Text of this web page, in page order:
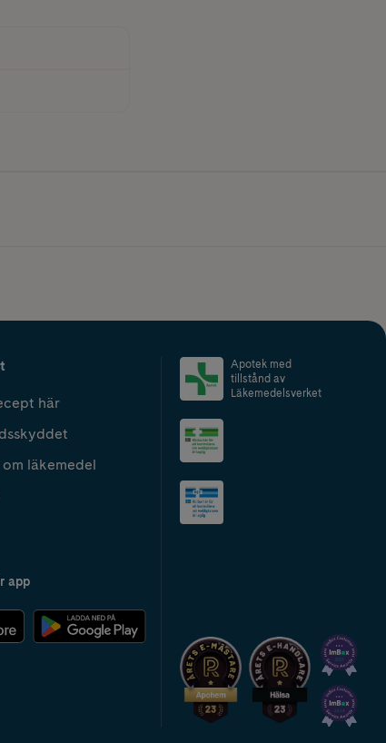
här
läkemedel
app
Apotek med
tillstånd av
Läkemedelsverket
2024